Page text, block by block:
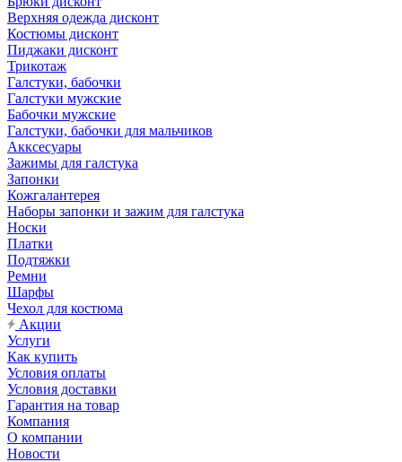
Верхняя одежда дисконт
Костюмы дисконт
Пиджаки дисконт
Трикотаж
Галстуки, бабочки
Галстуки мужские
Бабочки мужские
Галстуки, бабочки для мальчиков
Акксесуары
Зажимы для галстука
Запонки
Кожгалантерея
Наборы запонки и зажим для галстука
Носки
Платки
Подтяжки
Ремни
Шарфы
Чехол для костюма
Акции
Услуги
Как купить
Условия оплаты
Условия доставки
Гарантия на товар
Компания
О компании
Новости